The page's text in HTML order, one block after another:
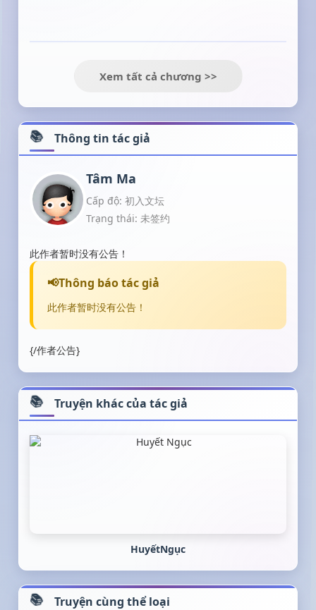
Xem tất cả chương >>
Thông tin tác giả
Tâm Ma
Cấp độ: 初入文坛
Trạng thái: 未签约
此作者暂时没有公告！
Thông báo tác giả
此作者暂时没有公告！
{/作者公告}
Truyện khác của tác giả
HuyếtNgục
Truyện cùng thể loại